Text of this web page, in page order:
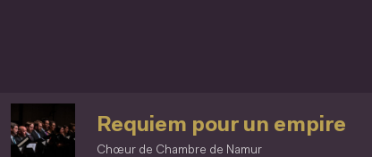
Chœur de Chambre de Namur
Requiem pour un empire